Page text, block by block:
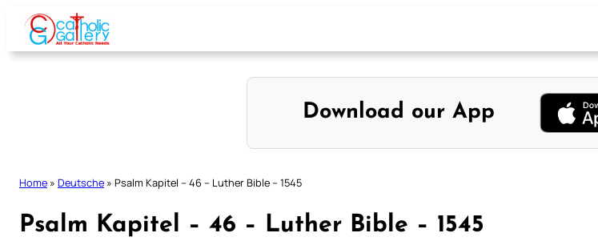
Skip
content
Download our App
Home » Deutsche » Psalm Kapitel – 46 – Luther Bible – 1545
Psalm Kapitel – 46 – Luther Bible – 1545